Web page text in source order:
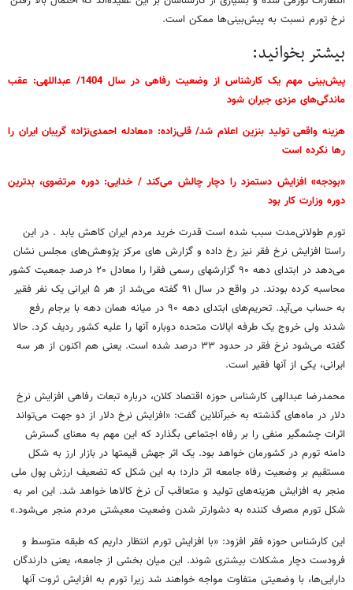
نرخ تورم نسبت به پیش‌بینی‌ها ممکن است.
بیشتر بخوانید:
پیش‌بینی مهم یک کارشناس از وضعیت رفاهی در سال 1404/ عبداللهی: عقب
ماندگی‌های مزدی جبران شود
هزینه واقعی تولید بنزین اعلام شد/ قلی‌زاده: «معادله احمدی‌نژاد» گریبان ایران را
رها نکرده است
«بودجه» افزایش دستمزد را دچار چالش می‌کند / خدایی: دوره مرتضوی، بدترین
دوره وزارت کار بود
تورم طولانی‌مدت سبب شده است قدرت خرید مردم ایران کاهش یابد . در این
راستا افزایش نرخ فقر نیز رخ داده و گزارش ‌های مرکز پژوهش‌های مجلس نشان
می‌دهد در ابتدای دهه ۹۰ گزارشهای رسمی فقرا را معادل ۲۰ درصد جمعیت کشور
محاسبه کرده بودند. در واقع در سال ۹۱ گفته می‌شد از هر ۵ ایرانی یک نفر فقیر
به حساب می‌آید. تحریم‌های ابتدای دهه ۹۰ در میانه همان دهه با برجام رفع
شدند ولی خروج یک طرفه ایالات متحده دوباره آنها را علیه کشور ردیف کرد. حالا
گفته می‌شود نرخ فقر در حدود ۳۳ درصد شده است. یعنی هم اکنون از هر سه
ایرانی، یکی از آنها فقیر است.
محمدرضا عبدالهی کارشناس حوزه اقتصاد کلان، درباره تبعات رفاهی افزایش نرخ
دلار در ماه‌های گذشته به خبرآنلاین گفت: «افزایش نرخ دلار از دو جهت می‌تواند
اثرات چشمگیر منفی را بر رفاه اجتماعی بگذارد که این مهم به معنای گسترش
دامنه تورم در کشورمان خواهد بود. یک اثر جهش قیمتها در بازار ارز به شکل
مستقیم بر وضعیت رفاه جامعه اثر دارد؛‌ به این شکل که تضعیف ارزش پول ملی
منجر به افزایش هزینه‌های تولید و متعاقب آن نرخ کالاها خواهد شد. این امر به
شکل تورم مصرف کننده به دشوارتر شدن وضعیت معیشتی مردم منجر می‌شود.»
این کارشناس حوزه فقر افزود: «با افزایش تورم انتظار داریم که طبقه متوسط و
فرودست دچار مشکلات بیشتری شوند. این میان بخشی از جامعه، یعنی دارندگان
دارایی‌ها، با وضعیتی متفاوت مواجه خواهند شد زیرا تورم به افزایش ثروت آنها